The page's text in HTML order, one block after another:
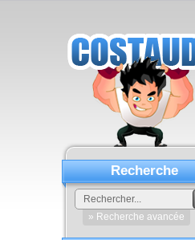
Recherche
» Recherche avancée